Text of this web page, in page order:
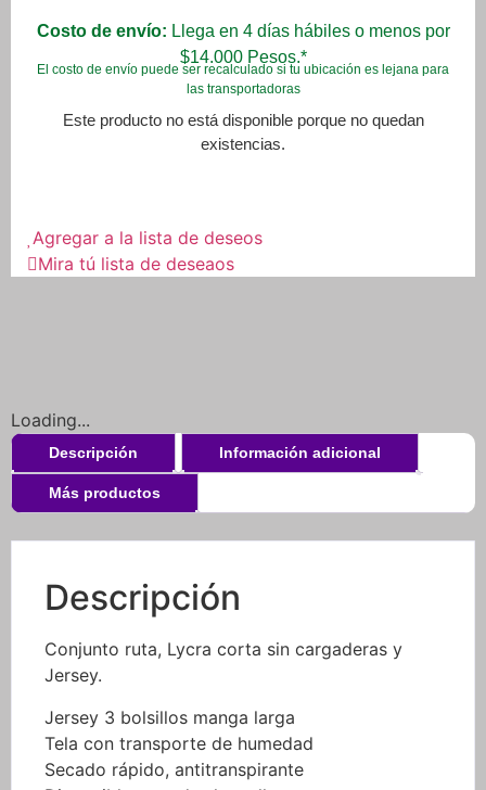
Costo de envío: Llega en 4 días hábiles o menos por
$14.000 Pesos.*
El costo de envío puede ser recalculado si tu ubicación es lejana para
las transportadoras
Este producto no está disponible porque no quedan
existencias.
Agregar a la lista de deseos
Mira tú lista de deseaos
Loading...
Descripción Información adicional
Más productos
Descripción
Conjunto ruta, Lycra corta sin cargaderas y
Jersey.
Jersey 3 bolsillos manga larga
Tela con transporte de humedad
Secado rápido, antitranspirante